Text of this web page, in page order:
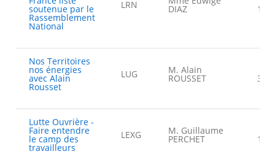
soutenue par le
Rassemblement
National
LRN DIAZ
Nos Territoires
nos énergies
avec Alain
Rousset
LUG M. Alain
ROUSSET
Lutte Ouvrière -
Faire entendre
le camp des
travailleurs
LEXG M. Guillaume
PERCHET